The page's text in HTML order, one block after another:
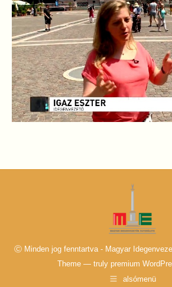
Ⓒ Minden jog fenntartva - Magyar
Theme — truly premium
alsómenü